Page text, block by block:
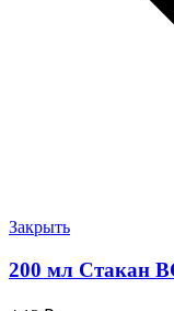
Закрыть
200 мл Стакан